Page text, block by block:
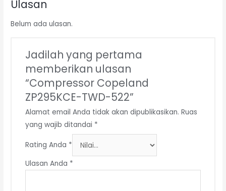
Ulasan
Belum ada ulasan.
Jadilah yang pertama
memberikan ulasan
“Compressor Copeland
ZP295KCE-TWD-522”
Alamat email Anda tidak akan dipublikasikan. Ruas
yang wajib ditandai *
Rating Anda *
Ulasan Anda *